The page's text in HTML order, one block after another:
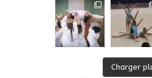
Charger